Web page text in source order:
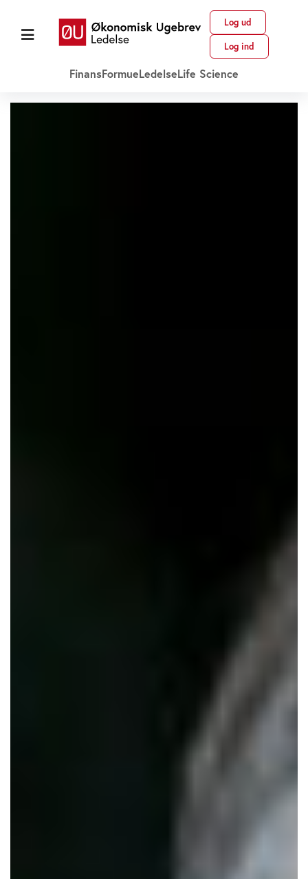
Log ud
Log ind
FinansFormueLedelseLife Science